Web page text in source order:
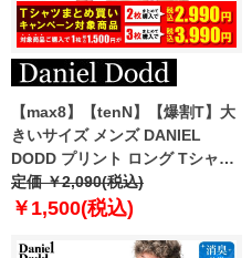
【max8】【tenN】【爆割T】大
きいサイズ メンズ DANIEL
DODD プリント ロング Tシャツ
全10色 azt-2501pt1
定価 ￥2,090(税込)
￥1,500(税込)